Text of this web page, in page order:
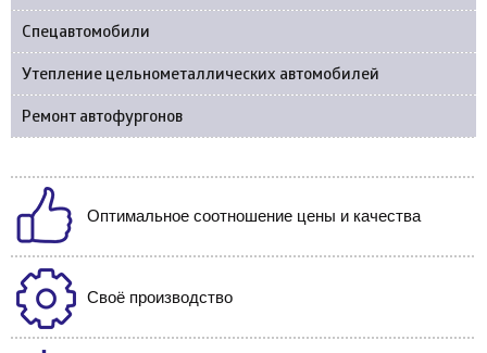
Спецавтомобили
Утепление цельнометаллических автомобилей
Ремонт автофургонов
Оптимальное соотношение цены и качества
Своё производство